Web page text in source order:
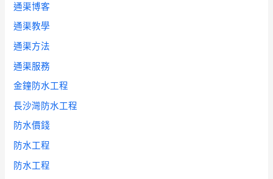
通渠博客
通渠教學
通渠方法
通渠服務
金鐘防水工程
長沙灣防水工程
防水價錢
防水工程
防水工程